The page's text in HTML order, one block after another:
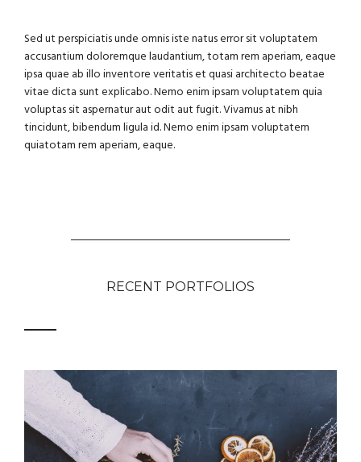
Sed ut perspiciatis unde omnis iste natus error sit voluptatem
accusantium doloremque laudantium, totam rem aperiam, eaque
ipsa quae ab illo inventore veritatis et quasi architecto beatae
vitae dicta sunt explicabo. Nemo enim ipsam voluptatem quia
voluptas sit aspernatur aut odit aut fugit. Vivamus at nibh
tincidunt, bibendum ligula id. Nemo enim ipsam voluptatem
quiatotam rem aperiam, eaque.
RECENT PORTFOLIOS